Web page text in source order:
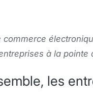
commerce
à la pointe
les